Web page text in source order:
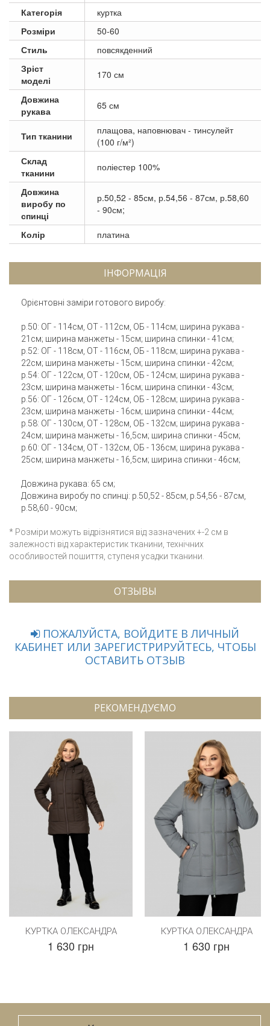
Категорія
куртка
Розміри
50-60
Стиль
повсякденний
Зріст
моделі
170 см
Довжина
рукава
65 см
Тип тканини
плащова, наповнювач - тинсулейт
(100 г/м²)
Склад
тканини
поліестер 100%
Довжина
виробу по
спинці
р.50,52 - 85см, р.54,56 - 87см, р.58,60
- 90см;
Колір платина
ІНФОРМАЦІЯ
Орієнтовні заміри готового виробу:
р.50: ОГ - 114см, ОТ - 112см, ОБ - 114см; ширина рукава -
21см; ширина манжеты - 15см; ширина спинки - 41см;
р.52: ОГ - 118см, ОТ - 116см, ОБ - 118см; ширина рукава -
22см; ширина манжеты - 15см; ширина спинки - 42см;
р.54: ОГ - 122см, ОТ - 120см, ОБ - 124см; ширина рукава -
23см; ширина манжеты - 16см; ширина спинки - 43см;
р.56: ОГ - 126см, ОТ - 124см, ОБ - 128см; ширина рукава -
23см; ширина манжеты - 16см; ширина спинки - 44см;
р.58: ОГ - 130см, ОТ - 128см, ОБ - 132см; ширина рукава -
24см; ширина манжеты - 16,5см; ширина спинки - 45см;
р.60: ОГ - 134см, ОТ - 132см, ОБ - 136см; ширина рукава -
25см; ширина манжеты - 16,5см; ширина спинки - 46см;
Довжина рукава: 65 см;
Довжина виробу по спинці: р.50,52 - 85см, р.54,56 - 87см,
р.58,60 - 90см;
* Розміри можуть відрізнятися від зазначених +-2 см в
залежності від характеристик тканини, технічних
особливостей пошиття, ступеня усадки тканини.
ОТЗЫВЫ
ПОЖАЛУЙСТА, ВОЙДИТЕ В ЛИЧНЫЙ
КАБИНЕТ ИЛИ ЗАРЕГИСТРИРУЙТЕСЬ, ЧТОБЫ
ОСТАВИТЬ ОТЗЫВ
РЕКОМЕНДУЄМО
КУРТКА ОЛЕКСАНДРА
1 630 грн
КУРТКА ОЛЕКСАНДРА
1 630 грн